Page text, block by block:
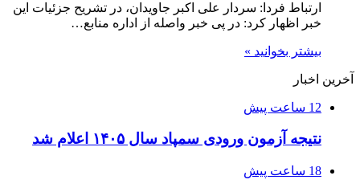
ارتباط فردا: سردار علی اکبر جاویدان، در تشریح جزئیات این
خبر اظهار کرد: در پی خبر واصله از اداره منابع…
بیشتر بخوانید »
آخرین اخبار
12 ساعت پیش
نتیجه آزمون ورودی سمپاد سال ۱۴۰۵ اعلام شد
18 ساعت پیش